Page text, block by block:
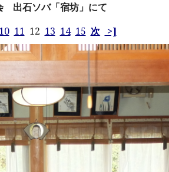
出石ソバ「宿坊」にて
10 11 12 13 14 15 次 >]